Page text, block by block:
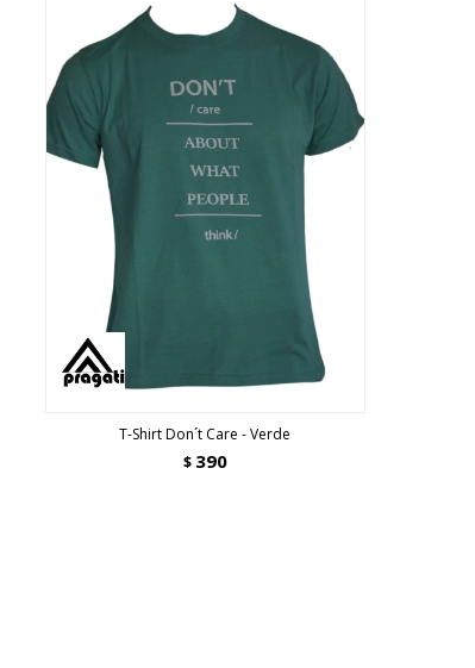
T-Shirt Don´t Care - Verde
$ 390